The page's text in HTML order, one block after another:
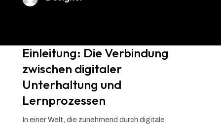
Einleitung: Die Verbindung
zwischen digitaler
Unterhaltung und
Lernprozessen
In einer Welt, die zunehmend durch digitale